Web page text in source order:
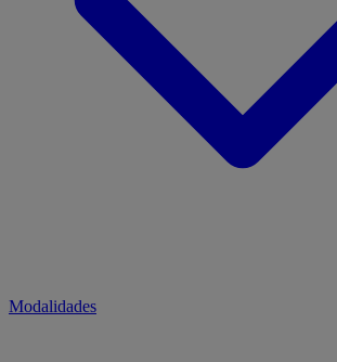
Modalidades